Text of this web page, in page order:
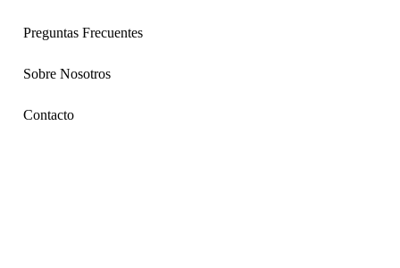
Preguntas Frecuentes
Sobre Nosotros
Contacto